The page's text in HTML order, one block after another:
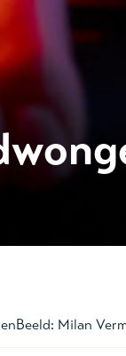
Beeld: Milan